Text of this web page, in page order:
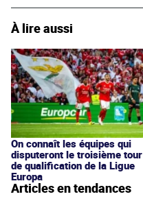
À lire aussi
On connaît les équipes qui
disputeront le troisième tour
de qualification de la Ligue
Europa
Articles en tendances